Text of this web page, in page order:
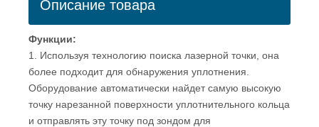
Описание товара
Функции:
1. Используя технологию поиска лазерной точки, она
более подходит для обнаружения уплотнения.
Оборудование автоматически найдет самую высокую
точку нарезанной поверхности уплотнительного кольца
и отправлять эту точку под зондом для